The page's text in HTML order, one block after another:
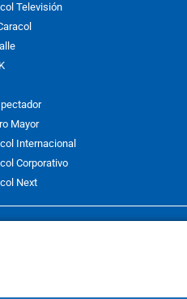
Televisión
Mayor
Internacional
Corporativo
Next
de los
D.R.A. Prohibida su
in whole or in part, or